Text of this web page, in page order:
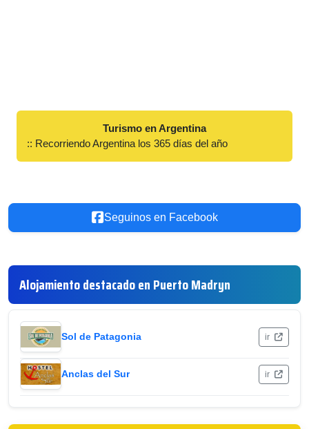
Turismo en Argentina
:: Recorriendo Argentina los 365 días del año
Seguinos en Facebook
Alojamiento destacado en Puerto Madryn
Sol de Patagonia ir
Anclas del Sur ir